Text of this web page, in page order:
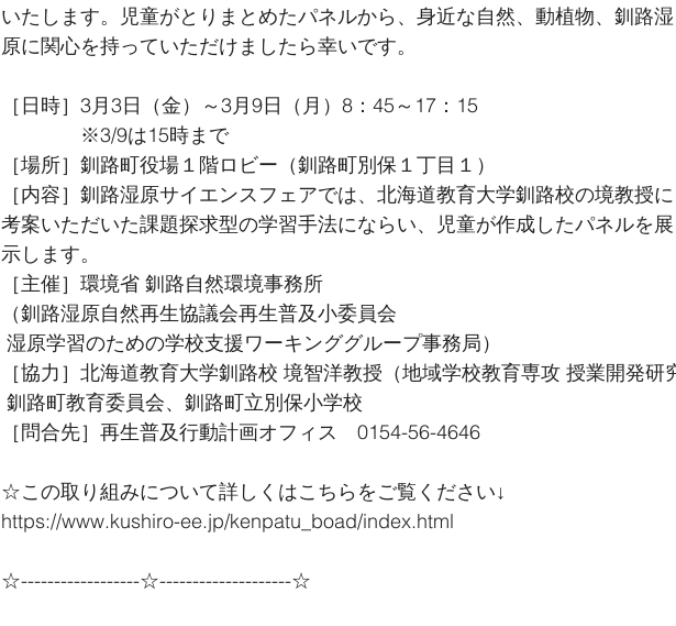
いたします。児童がとりまとめたパネルから、身近な自然、動植物、釧路湿
原に関心を持っていただけましたら幸いです。
［日時］3月3日（金）～3月9日（月）8：45～17：15
※3/9は15時まで
［場所］釧路町役場１階ロビー（釧路町別保１丁目１）
［内容］釧路湿原サイエンスフェアでは、北海道教育大学釧路校の境教授に
考案いただいた課題探求型の学習手法にならい、児童が作成したパネルを展
示します。
［主催］環境省 釧路自然環境事務所
（釧路湿原自然再生協議会再生普及小委員会
湿原学習のための学校支援ワーキンググループ事務局）
［協力］北海道教育大学釧路校 境智洋教授（地域学校教育専攻 授業開発研
釧路町教育委員会、釧路町立別保小学校
［問合先］再生普及行動計画オフィス　0154-56-4646
☆この取り組みについて詳しくはこちらをご覧ください↓
https://www.kushiro-ee.jp/kenpatu_boad/index.html
☆------------------☆--------------------☆